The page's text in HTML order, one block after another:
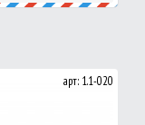
арт: 1.1-020